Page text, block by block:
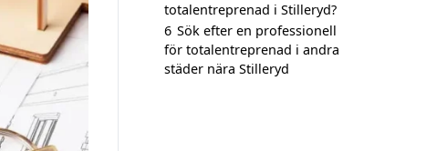
totalentreprenad i Stilleryd?
6 Sök efter en professionell
för totalentreprenad i andra
städer nära Stilleryd